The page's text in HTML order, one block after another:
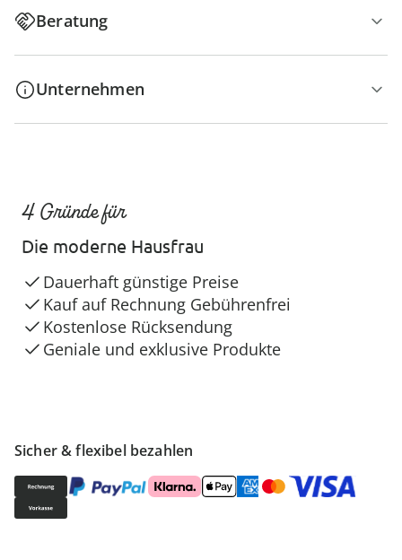
Beratung
Unternehmen
Sicher & flexibel bezahlen
4 Gründe für
Die moderne Hausfrau
Dauerhaft günstige Preise
Kauf auf Rechnung Gebührenfrei
Kostenlose Rücksendung
Geniale und exklusive Produkte